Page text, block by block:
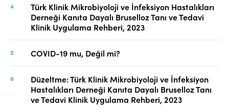
Türk Klinik Mikrobiyoloji ve İnfeksiyon Hastalıkları
Derneği Kanıta Dayalı Bruselloz Tanı ve Tedavi
Klinik Uygulama Rehberi, 2023
COVID-19 mu, Değil mi?
Düzeltme: Türk Klinik Mikrobiyoloji ve İnfeksiyon
Hastalıkları Derneği Kanıta Dayalı Bruselloz Tanı
ve Tedavi Klinik Uygulama Rehberi, 2023